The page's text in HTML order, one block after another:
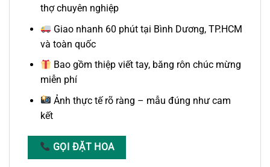
thợ chuyên nghiệp
Giao nhanh 60 phút tại Bình Dương, TP.HCM
và toàn quốc
Bao gồm thiệp viết tay, băng rôn chúc mừng
miễn phí
Ảnh thực tế rõ ràng – mẫu đúng như cam
kết
GỌI ĐẶT HOA